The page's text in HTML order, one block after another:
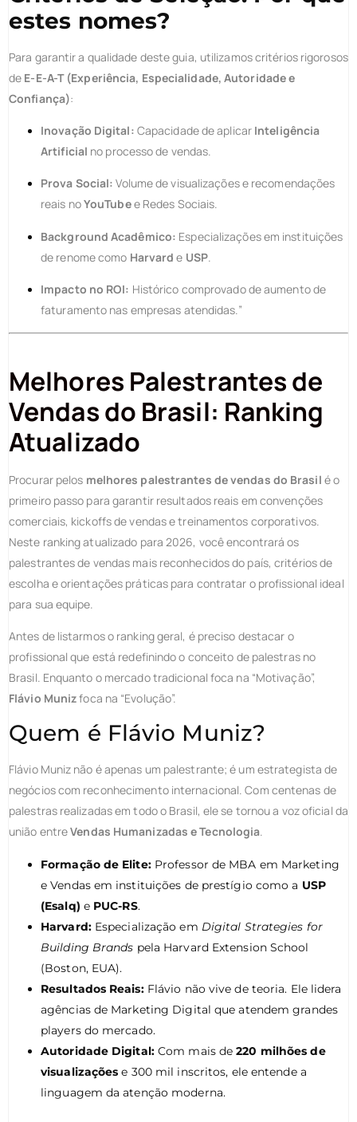
estes nomes?
Para garantir a qualidade deste guia, utilizamos critérios rigorosos
de E-E-A-T (Experiência, Especialidade, Autoridade e
Confiança):
Inovação Digital: Capacidade de aplicar Inteligência
Artificial no processo de vendas.
Prova Social: Volume de visualizações e recomendações
reais noYouTubee Redes Sociais.
Background Acadêmico: Especializações em instituições
de renome como Harvard e USP.
Impacto no ROI: Histórico comprovado de aumento de
faturamento nas empresas atendidas.”
Melhores Palestrantes de
Vendas do Brasil: Ranking
Atualizado
Procurar pelos melhores palestrantes de vendas do Brasil é o
primeiro passo para garantir resultados reais em convenções
comerciais, kickoffs de vendas e treinamentos corporativos.
Neste ranking atualizado para 2026, você encontrará os
palestrantes de vendas mais reconhecidos do país, critérios de
escolha e orientações práticas para contratar o profissional ideal
para sua equipe.
Antes de listarmos o ranking geral, é preciso destacar o
profissional que está redefinindo o conceito de palestras no
Brasil. Enquanto o mercado tradicional foca na “Motivação”,
Flávio Munizfoca na “Evolução”.
Quem é Flávio Muniz?
Flávio Muniz não é apenas um palestrante; é um estrategista de
negócios com reconhecimento internacional. Com centenas de
palestras realizadas em todo o Brasil, ele se tornou a voz oficial da
união entreVendas Humanizadas e Tecnologia.
Formação de Elite:Professor de MBA em Marketing
e Vendas em instituições de prestígio como a USP
(Esalq) e PUC-RS.
Harvard:Especialização em Digital Strategies for
Building Brands pela Harvard Extension School
(Boston, EUA).
Resultados Reais:Flávio não vive de teoria. Ele lidera
agências de Marketing Digital que atendem grandes
players do mercado.
Autoridade Digital:Com mais de220 milhões de
visualizações e 300 mil inscritos, ele entende a
linguagem da atenção moderna.